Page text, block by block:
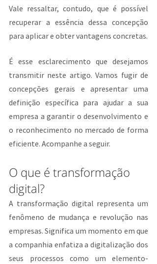
Vale ressaltar, contudo, que é possível
recuperar a essência dessa concepção
para aplicar e obter vantagens concretas.
É esse esclarecimento que desejamos
transmitir neste artigo. Vamos fugir de
concepções gerais e apresentar uma
definição específica para ajudar a sua
empresa a garantir o desenvolvimento e
o reconhecimento no mercado de forma
eficiente. Acompanhe a seguir.
O que é transformação
digital?
A transformação digital representa um
fenômeno de mudança e revolução nas
empresas. Significa um momento em que
a companhia enfatiza a digitalização dos
seus processos como um elemento-